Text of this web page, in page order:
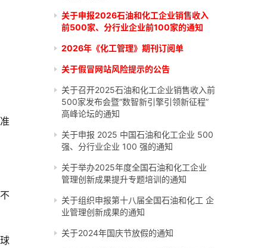
关于申报2026石油和化工企业销售收入
前500家、分行业企业前100家的通知
2026年《化工管理》期刊订阅单
关于假冒网站风险提示的公告
关于召开2025石油和化工企业销售收入前
500家发布会暨“数智新引擎引领新征程”
高峰论坛的通知
关于申报 2025 中国石油和化工企业 500
强、分行业企业 100 强的通知
关于举办2025年度全国石油和化工企业
管理创新成果提升专题培训的通知
关于组织申报第十八届全国石油和化工 企
业管理创新成果的通知
关于2024年国庆节放假的通知